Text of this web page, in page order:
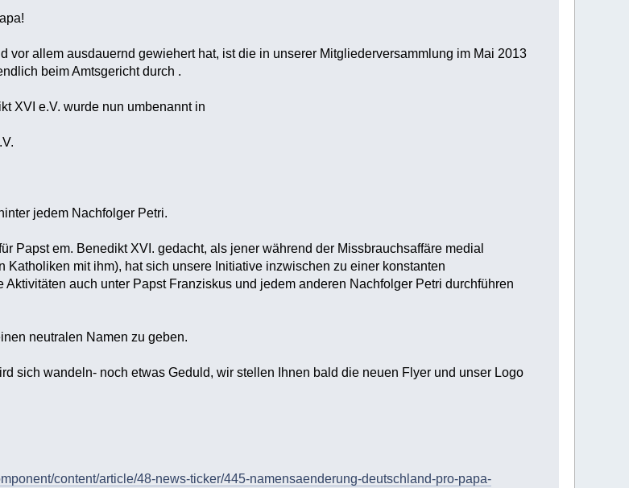
vor allem ausdauernd gewiehert hat, ist die in unserer Mitgliederversammlung im Mai 2013
beim Amtsgericht durch .
XVI e.V. wurde nun umbenannt in
jedem Nachfolger Petri.
Papst em. Benedikt XVI. gedacht, als jener während der Missbrauchsaffäre medial
Katholiken mit ihm), hat sich unsere Initiative inzwischen zu einer konstanten
Aktivitäten auch unter Papst Franziskus und jedem anderen Nachfolger Petri durchführen
neutralen Namen zu geben.
sich wandeln- noch etwas Geduld, wir stellen Ihnen bald die neuen Flyer und unser Logo
content/article/48-news-ticker/445-namensaenderung-deutschland-pro-papa-